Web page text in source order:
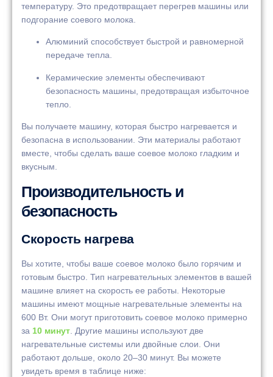
температуру. Это предотвращает перегрев машины или
подгорание соевого молока.
Алюминий способствует быстрой и равномерной
передаче тепла.
Керамические элементы обеспечивают
безопасность машины, предотвращая избыточное
тепло.
Вы получаете машину, которая быстро нагревается и
безопасна в использовании. Эти материалы работают
вместе, чтобы сделать ваше соевое молоко гладким и
вкусным.
Производительность и
безопасность
Скорость нагрева
Вы хотите, чтобы ваше соевое молоко было горячим и
готовым быстро. Тип нагревательных элементов в вашей
машине влияет на скорость ее работы. Некоторые
машины имеют мощные нагревательные элементы на
600 Вт. Они могут приготовить соевое молоко примерно
за 10 минут. Другие машины используют две
нагревательные системы или двойные слои. Они
работают дольше, около 20–30 минут. Вы можете
увидеть время в таблице ниже: